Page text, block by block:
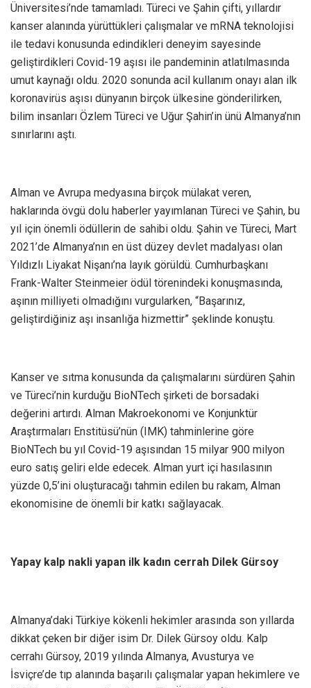
Üniversitesi’nde tamamladı. Türeci ve Şahin çifti, yıllardır
kanser alanında yürüttükleri çalışmalar ve mRNA teknolojisi
ile tedavi konusunda edindikleri deneyim sayesinde
geliştirdikleri Covid-19 aşısı ile pandeminin atlatılmasında
umut kaynağı oldu. 2020 sonunda acil kullanım onayı alan ilk
koronavirüs aşısı dünyanın birçok ülkesine gönderilirken,
bilim insanları Özlem Türeci ve Uğur Şahin’in ünü Almanya’nın
sınırlarını aştı.
Alman ve Avrupa medyasına birçok mülakat veren,
haklarında övgü dolu haberler yayımlanan Türeci ve Şahin, bu
yıl için önemli ödüllerin de sahibi oldu. Şahin ve Türeci, Mart
2021’de Almanya’nın en üst düzey devlet madalyası olan
Yıldızlı Liyakat Nişanı’na layık görüldü. Cumhurbaşkanı
Frank-Walter Steinmeier ödül törenindeki konuşmasında,
aşının milliyeti olmadığını vurgularken, “Başarınız,
geliştirdiğiniz aşı insanlığa hizmettir” şeklinde konuştu.
Kanser ve sıtma konusunda da çalışmalarını sürdüren Şahin
ve Türeci’nin kurduğu BioNTech şirketi de borsadaki
değerini artırdı. Alman Makroekonomi ve Konjunktür
Araştırmaları Enstitüsü’nün (IMK) tahminlerine göre
BioNTech bu yıl Covid-19 aşısından 15 milyar 900 milyon
euro satış geliri elde edecek. Alman yurt içi hasılasının
yüzde 0,5’ini oluşturacağı tahmin edilen bu rakam, Alman
ekonomisine de önemli bir katkı sağlayacak.
Yapay kalp nakli yapan ilk kadın cerrah Dilek Gürsoy
Almanya’daki Türkiye kökenli hekimler arasında son yıllarda
dikkat çeken bir diğer isim Dr. Dilek Gürsoy oldu. Kalp
cerrahı Gürsoy, 2019 yılında Almanya, Avusturya ve
İsviçre’de tıp alanında başarılı çalışmalar yapan hekimlere ve